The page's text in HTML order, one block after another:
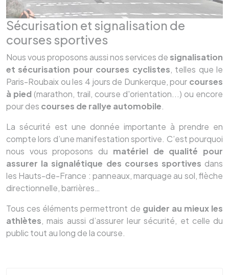
Sécurisation et signalisation de
courses sportives
Nous vous proposons aussi nos services de signalisation
et sécurisation pour courses cyclistes, telles que le
Paris-Roubaix ou les 4 jours de Dunkerque, pour courses
à pied (marathon, trail, course d'orientation...) ou encore
pour des courses de rallye automobile.
La sécurité est une donnée importante à prendre en
compte lors d’une manifestation sportive. C’est pourquoi
nous vous proposons du matériel de qualité pour
assurer la signalétique des courses sportives dans
les Hauts-de-France : panneaux, marquage au sol, flèche
directionnelle, barrières…
Tous ces éléments permettront de guider au mieux les
athlètes, mais aussi d’assurer leur sécurité, et celle du
public tout au long de la course.